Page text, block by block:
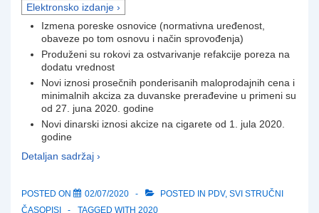
Elektronsko izdanje ›
Izmena poreske osnovice (normativna uređenost,
obaveze po tom osnovu i način sprovođenja)
Produženi su rokovi za ostvarivanje refakcije poreza na
dodatu vrednost
Novi iznosi prosečnih ponderisanih maloprodajnih cena i
minimalnih akciza za duvanske prerađevine u primeni su
od 27. juna 2020. godine
Novi dinarski iznosi akcize na cigarete od 1. jula 2020.
godine
Detaljan sadržaj ›
POSTED ON 02/07/2020 POSTED IN PDV, SVI STRUČNI
ČASOPISI
TAGGED WITH 2020